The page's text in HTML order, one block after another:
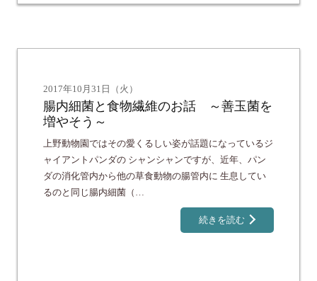
2017年10月31日（火）
腸内細菌と食物繊維のお話 ～善玉菌を
増やそう～
上野動物園ではその愛くるしい姿が話題になっているジ
ャイアントパンダの シャンシャンですが、近年、パン
ダの消化管内から他の草食動物の腸管内に 生息してい
るのと同じ腸内細菌（…
続きを読む